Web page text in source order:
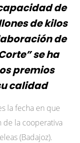
de
de kilos
de
se ha
premios
calidad
la fecha en que
de la cooperativa
(Badajoz).